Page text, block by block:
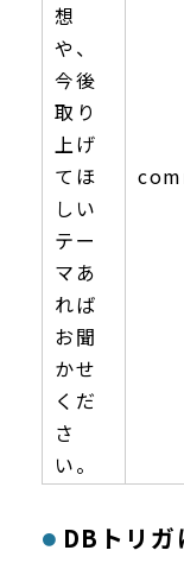
想
や、
今後
取り
上げ
てほ
しい
テー
マあ
れば
お聞
かせ
くだ
さ
い。
DBトリガ